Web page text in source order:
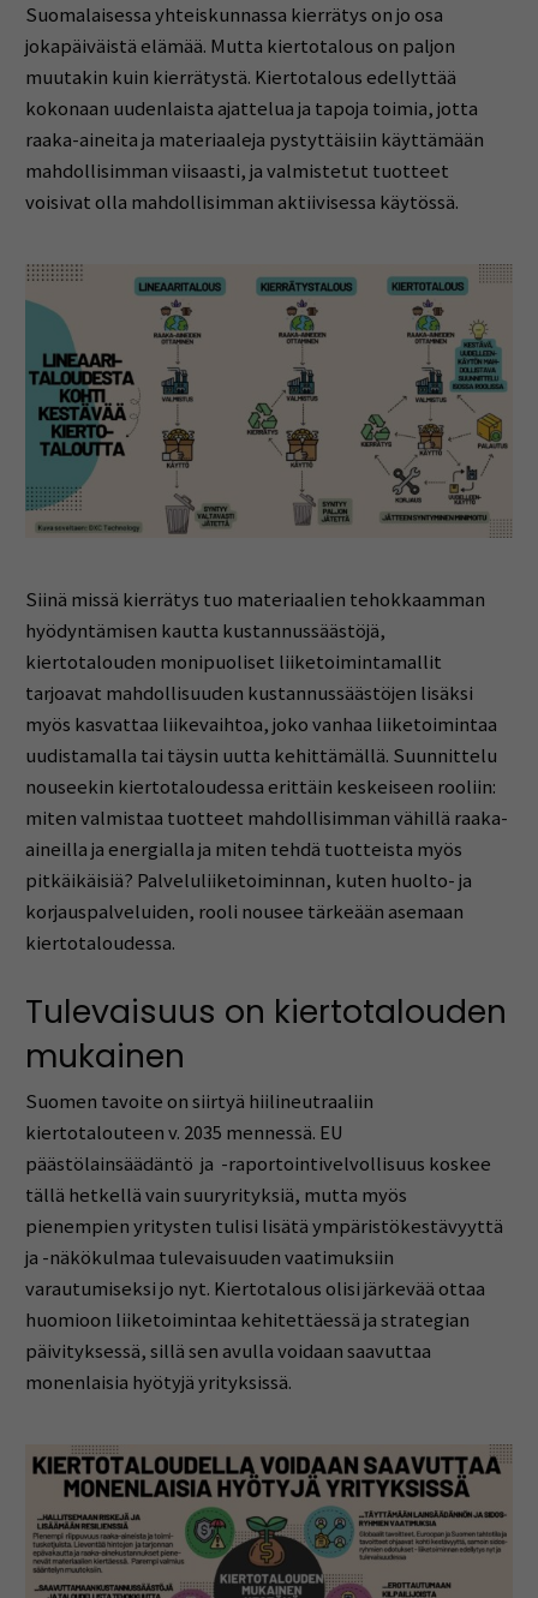
Suomalaisessa yhteiskunnassa kierrätys on jo osa
jokapäiväistä elämää. Mutta kiertotalous on paljon
muutakin kuin kierrätystä. Kiertotalous edellyttää
kokonaan uudenlaista ajattelua ja tapoja toimia, jotta
raaka-aineita ja materiaaleja pystyttäisiin käyttämään
mahdollisimman viisaasti, ja valmistetut tuotteet
voisivat olla mahdollisimman aktiivisessa käytössä.
Siinä missä kierrätys tuo materiaalien tehokkaamman
hyödyntämisen kautta kustannussäästöjä,
kiertotalouden monipuoliset liiketoimintamallit
tarjoavat mahdollisuuden kustannussäästöjen lisäksi
myös kasvattaa liikevaihtoa, joko vanhaa liiketoimintaa
uudistamalla tai täysin uutta kehittämällä. Suunnittelu
nouseekin kiertotaloudessa erittäin keskeiseen rooliin:
miten valmistaa tuotteet mahdollisimman vähillä raaka-
aineilla ja energialla ja miten tehdä tuotteista myös
pitkäikäisiä? Palveluliiketoiminnan, kuten huolto- ja
korjauspalveluiden, rooli nousee tärkeään asemaan
kiertotaloudessa.
Tulevaisuus on kiertotalouden
mukainen
Suomen tavoite on siirtyä hiilineutraaliin
kiertotalouteen v. 2035 mennessä. EU
päästölainsäädäntö ja -raportointivelvollisuus koskee
tällä hetkellä vain suuryrityksiä, mutta myös
pienempien yritysten tulisi lisätä ympäristökestävyyttä
ja -näkökulmaa tulevaisuuden vaatimuksiin
varautumiseksi jo nyt. Kiertotalous olisi järkevää ottaa
huomioon liiketoimintaa kehitettäessä ja strategian
päivityksessä, sillä sen avulla voidaan saavuttaa
monenlaisia hyötyjä yrityksissä.